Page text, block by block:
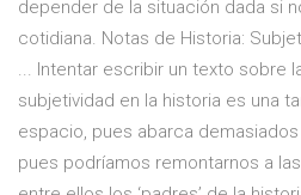
depender de la situación dada si
cotidiana. Notas de Historia:
... Intentar escribir un texto sobre
subjetividad en la historia es una
espacio, pues abarca
pues podríamos remontarnos a